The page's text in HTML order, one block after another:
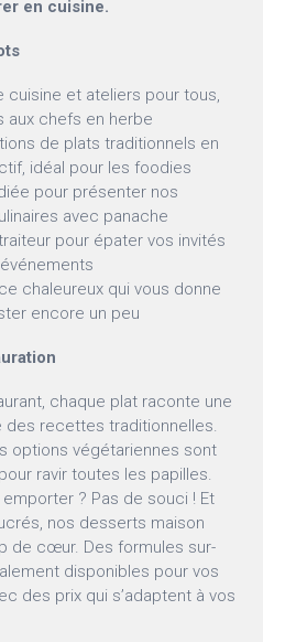
en cuisine.
cuisine et ateliers pour tous,
aux chefs en herbe
de plats traditionnels en
idéal pour les foodies
pour présenter nos
avec panache
pour épater vos invités
chaleureux qui vous donne
encore un peu
chaque plat raconte une
des recettes traditionnelles.
options végétariennes sont
ravir toutes les papilles.
emporter ? Pas de souci ! Et
nos desserts maison
de cœur. Des formules sur-
disponibles pour vos
des prix qui s’adaptent à vos